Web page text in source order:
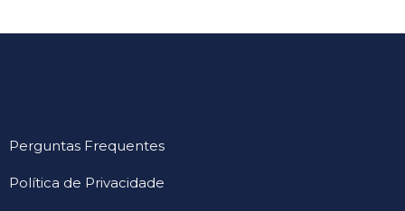
Perguntas Frequentes
Política de Privacidade